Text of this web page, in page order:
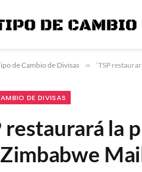
de Cambio de Divisas » ‘TSP
DE DIVISAS
restaurará la